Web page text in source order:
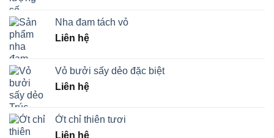
Nha đam tách vỏ
Liên hệ
Vỏ bưởi sấy dẻo đặc biệt
Liên hệ
Ớt chỉ thiên tươi
Liên hệ